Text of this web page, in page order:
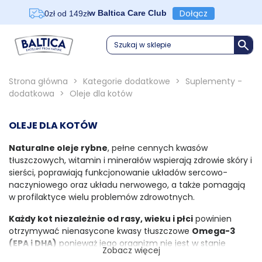
0zł od 149złw Baltica Care Club Dołącz
Szukaj w sklepie
Strona główna > Kategorie dodatkowe > Suplementy -
dodatkowa > Oleje dla kotów
OLEJE DLA KOTÓW
Naturalne oleje rybne, pełne cennych kwasów
tłuszczowych, witamin i minerałów wspierają zdrowie skóry i
sierści, poprawiają funkcjonowanie układów sercowo-
naczyniowego oraz układu nerwowego, a także pomagają
w profilaktyce wielu problemów zdrowotnych.
Każdy kot niezależnie od rasy, wieku i płci powinien
otrzymywać nienasycone kwasy tłuszczowe Omega-3
(EPA i DHA) ponieważ jego organizm nie jest w stanie
wytworzyć ich wystarczającej ilości, muszą one być zatem
Zobacz więcej